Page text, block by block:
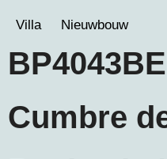
Villa Nieuwbouw
Cumbre